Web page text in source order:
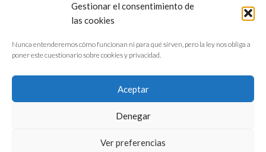
Gestionar el consentimiento de
las cookies
Nunca entenderemos cómo funcionan ni para qué sirven, pero la ley nos obliga a
poner este cuestionario sobre cookies y privacidad.
Aceptar
Denegar
Ver preferencias
Una ruta para viajar en mountain bike desde
Barcelona hasta Madrid por caminos, pistas y
sendas.
CONFERENCIAS
VÍDEOS & REPORTAJES TV
NUESTROS LIBROS